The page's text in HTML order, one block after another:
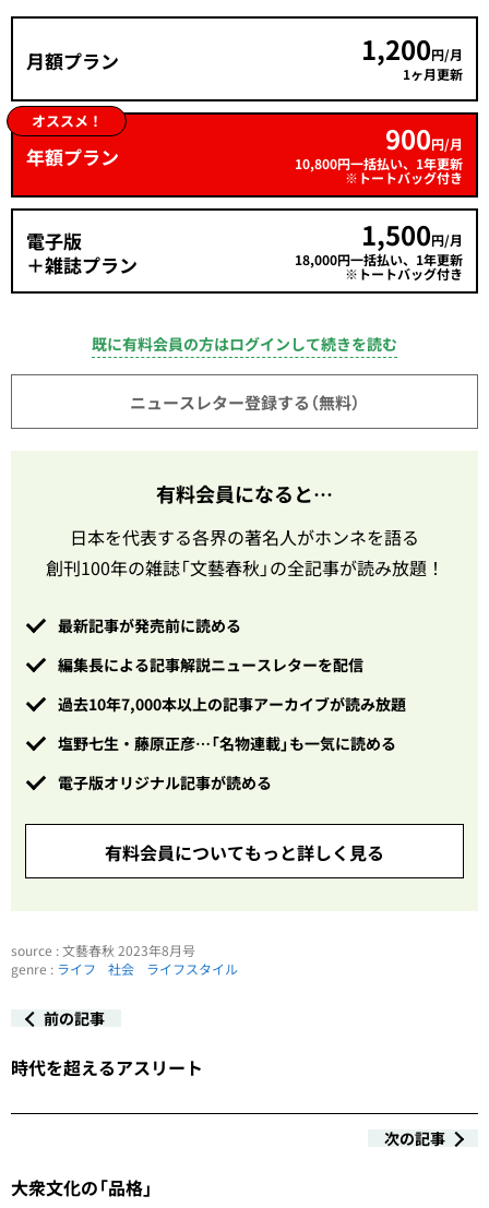
月額プラン 1,200円/月
1ヶ月更新
オススメ！
年額プラン 900円/月
10,800円一括払い、1年更新
※トートバッグ付き
電子版
＋雑誌プラン
1,500円/月
18,000円一括払い、1年更新
※トートバッグ付き
既に有料会員の方はログインして続きを読む
ニュースレター登録する（無料）
有料会員になると…
日本を代表する各界の著名人がホンネを語る
創刊100年の雑誌「文藝春秋」の全記事が読み放題！
最新記事が発売前に読める
編集長による記事解説ニュースレターを配信
過去10年7,000本以上の記事アーカイブが読み放題
塩野七生・藤原正彦…「名物連載」も一気に読める
電子版オリジナル記事が読める
有料会員についてもっと詳しく見る
source : 文藝春秋 2023年8月号
genre : ライフ 社会 ライフスタイル
前の記事
時代を超えるアスリート
次の記事
大衆文化の「品格」